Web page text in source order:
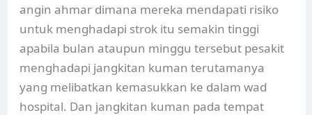
angin ahmar dimana mereka mendapati risiko
untuk menghadapi strok itu semakin tinggi
apabila bulan ataupun minggu tersebut pesakit
menghadapi jangkitan kuman terutamanya
yang melibatkan kemasukkan ke dalam wad
hospital. Dan jangkitan kuman pada tempat